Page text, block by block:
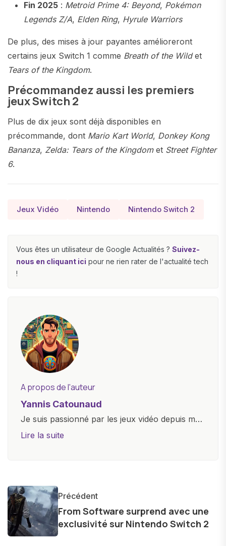
Fin 2025 : Metroid Prime 4: Beyond, Pokémon
Legends Z/A, Elden Ring, Hyrule Warriors
De plus, des mises à jour payantes amélioreront
certains jeux Switch 1 comme Breath of the Wildet
Tears of the Kingdom.
Précommandez aussi les premiers
jeux Switch 2
Plus de dix jeux sont déjà disponibles en
précommande, dont Mario Kart World, Donkey Kong
Bananza, Zelda: Tears of the Kingdomet Street Fighter
6.
Jeux Vidéo Nintendo Nintendo Switch 2
Vous êtes un utilisateur de Google Actualités ? Suivez-
nous en cliquant ici pour ne rien rater de l'actualité tech
!
A propos de l'auteur
Yannis Catounaud
Je suis passionné par les jeux vidéo depuis mon
plus jeune âge. Mon amour pour l'univers
et bien d'autres gadgets technologiques. Armé
d'une curiosité insatiable, j'aime dévoiler les
dernières tendances et innovations, partageant
avec enthousiasme mes découvertes avec la
Lire la suite
Précédent
From Software surprend avec une
exclusivité sur Nintendo Switch 2